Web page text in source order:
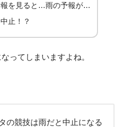
報を見ると…雨の予報が…
止！？
ってしまいますよね。
の競技は雨だと中止になる